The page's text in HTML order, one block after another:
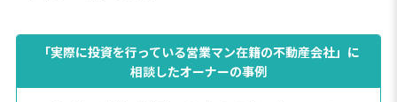
「実際に投資を行っている営業マン在籍の不動産会社」に
相談したオーナーの事例